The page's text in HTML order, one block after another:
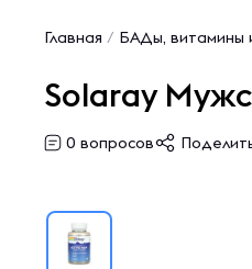
Главная / БАДы, витамины
Solaray
0 вопросов